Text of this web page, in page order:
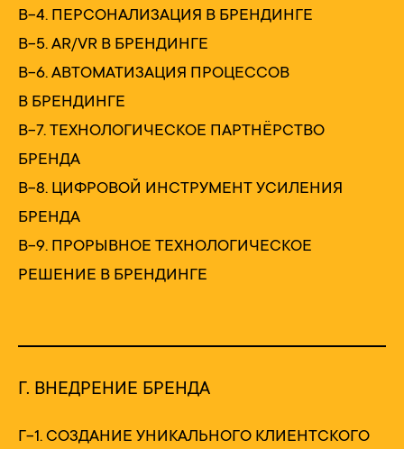
В-4. ПЕРСОНАЛИЗАЦИЯ В БРЕНДИНГЕ
В-5. AR/VR В БРЕНДИНГЕ
В-6. АВТОМАТИЗАЦИЯ ПРОЦЕССОВ
В БРЕНДИНГЕ
В-7. ТЕХНОЛОГИЧЕСКОЕ ПАРТНЁРСТВО
БРЕНДА
В-8. ЦИФРОВОЙ ИНСТРУМЕНТ УСИЛЕНИЯ
БРЕНДА
В-9. ПРОРЫВНОЕ ТЕХНОЛОГИЧЕСКОЕ
РЕШЕНИЕ В БРЕНДИНГЕ
Г. ВНЕДРЕНИЕ БРЕНДА
Г-1. СОЗДАНИЕ УНИКАЛЬНОГО КЛИЕНТСКОГО